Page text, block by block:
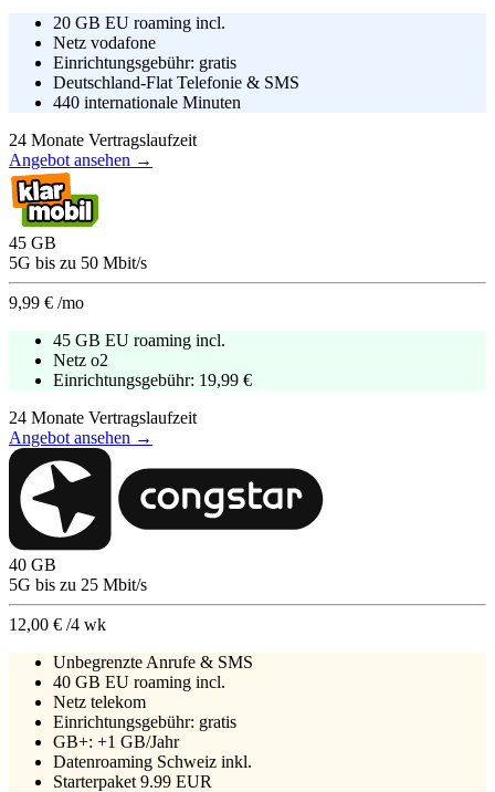
20 GB EU roaming incl.
Netz vodafone
Einrichtungsgebühr: gratis
Deutschland-Flat Telefonie & SMS
440 internationale Minuten
24 Monate Vertragslaufzeit
Angebot ansehen →
45 GB
5G bis zu 50 Mbit/s
9,99 € /mo
45 GB EU roaming incl.
Netz o2
Einrichtungsgebühr: 19,99 €
24 Monate Vertragslaufzeit
Angebot ansehen →
40 GB
5G bis zu 25 Mbit/s
12,00 € /4 wk
Unbegrenzte Anrufe & SMS
40 GB EU roaming incl.
Netz telekom
Einrichtungsgebühr: gratis
GB+: +1 GB/Jahr
Datenroaming Schweiz inkl.
Starterpaket 9.99 EUR